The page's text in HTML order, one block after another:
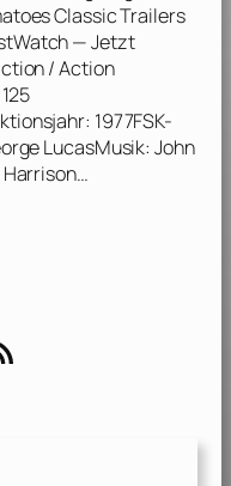
Classic Trailers
— Jetzt
/ Action
1977FSK-
LucasMusik: John